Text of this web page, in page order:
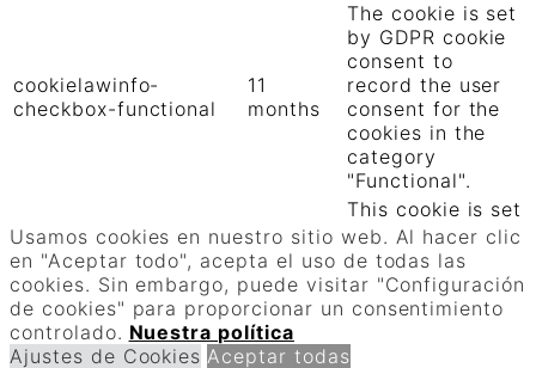
Usamos cookies en nuestro sitio web. Al hacer clic
en "Aceptar todo", acepta el uso de todas las
cookies. Sin embargo, puede visitar "Configuración
de cookies" para proporcionar un consentimiento
controlado. Nuestra política
Ajustes de Cookies Aceptar todas
cookielawinfo-
checkbox-functional
11
months
The cookie is set
by GDPR cookie
consent to
record the user
consent for the
cookies in the
category
"Functional".
cookielawinfo-
checkbox-necessary
11
months
This cookie is set
by GDPR Cookie
Consent plugin.
The cookies is
used to store the
the cookies in